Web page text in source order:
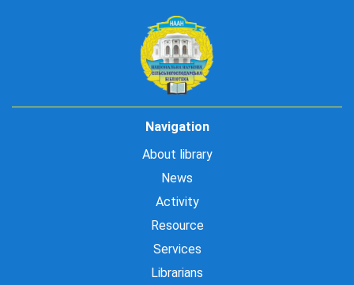
Navigation
About library
News
Activity
Resource
Services
Librarians